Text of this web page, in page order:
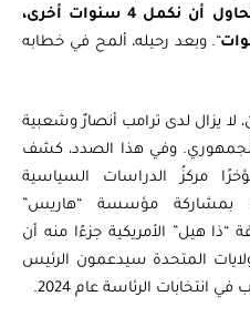
كانت 4 سنوات رائعة. نحاول أن نكمل 4 سنوات أخرى،
“. وبعد رحيله، ألمح في خطابه
يزال لدى ترامب أنصارٌ وشعبية
وفي هذا الصدد، كشف
مركزُ الدراسات السياسية
بمشاركة مؤسسة “هاريس”
هيل” الأمريكية جزءًا منه أن
المتحدة سيدعمون الرئيس
الرئاسة عام 2024.